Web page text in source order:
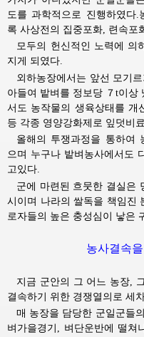
도를 과학적으로 진행하였다
록 사상전의 집중포화, 련속포
모두의 헌신적인 노력에 의
지게 되였다.
외하농장에서는 앞선 모기
아들여 밭벼를 정보당 ７t이상
서도 농작물의 생육상태를 개
등 각종 영양강화제로 잎덧비
올해의 투쟁과정을 통하여
으며 누구나 밭벼농사에서도
고있다.
군에 마련된 흐뭇한 결실은
시이며 나라의 쌀독을 책임진
로자들의 높은 충성심이 낳은
농사결속
지금 군안의 그 어느 농장,
결속하기 위한 경쟁열의로 세
매 농장을 담당한 군일군들
벼가을경기, 벼단운반에 떨쳐